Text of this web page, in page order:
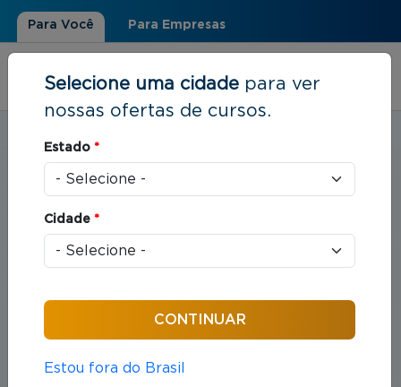
Para Você Para Empresas
Você está aqui
Cursos em Direito
e sociedade.
Selecione uma cidade para ver
nossas ofertas de cursos.
Estado *
Cidade *
Estou fora do Brasil